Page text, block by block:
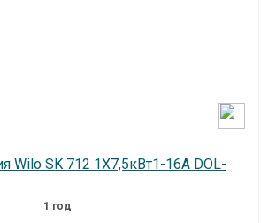
Wilo SK 712 1Х7,5кВт1-16А DOL-
1 год